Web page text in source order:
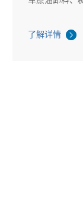
区维保停机成
了解详情